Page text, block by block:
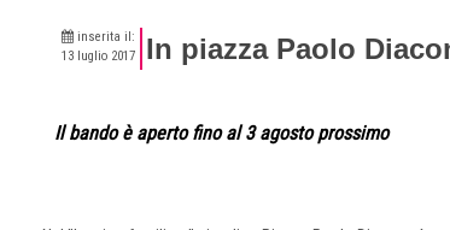
inserita il:
13 luglio 2017
In piazza Paolo
Il bando è aperto fino al 3 agosto prossimo